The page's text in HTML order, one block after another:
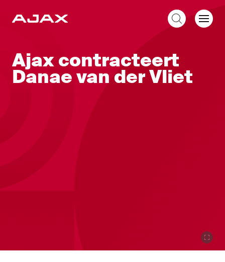
Ajax contracteert
Danae van der Vliet